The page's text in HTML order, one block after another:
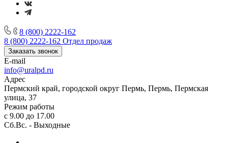
8 (800) 2222-162
8 (800) 2222-162 Отдел продаж
Заказать звонок
E-mail
info@uralpd.ru
Адрес
Пермский край, городской округ Пермь, Пермь, Пермская
улица, 37
Режим работы
с 9.00 до 17.00
Сб.Вс. - Выходные